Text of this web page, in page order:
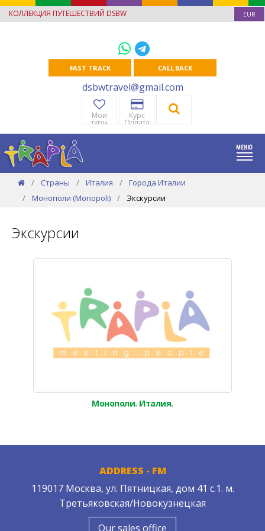
КОЛЛЕКЦИЯ ПУТЕШЕСТВИЙ DSBW EUR
FAST TRACK CALL BACK
dsbwtravel@gmail.com
Мои
туры
Курс
Оплата
Страны Италия
Города Италии
Монополи (Monopoli)
Экскурсии
Экскурсии
Монополи. Италия.
ADDRESS - FM
119017 Москва, ул. Пятницкая, дом 41 с.1. м.
Третьяковская/Новокузнецкая
Our sales office